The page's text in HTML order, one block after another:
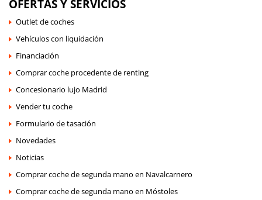
OFERTAS Y SERVICIOS
Outlet de coches
Vehículos con liquidación
Financiación
Comprar coche procedente de renting
Concesionario lujo Madrid
Vender tu coche
Formulario de tasación
Novedades
Noticias
Comprar coche de segunda mano en Navalcarnero
Comprar coche de segunda mano en Móstoles